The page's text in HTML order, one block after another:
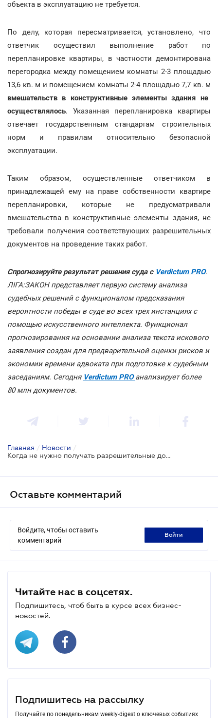
объекта в эксплуатацию не требуется.
По делу, которая пересматривается, установлено, что
ответчик осуществил выполнение работ по
перепланировке квартиры, в частности демонтирована
перегородка между помещением комнаты 2-3 площадью
13,6 кв. м и помещением комнаты 2-4 площадью 7,7 кв. м
вмешательств в конструктивные элементы здания не
осуществлялось. Указанная перепланировка квартиры
отвечает государственным стандартам строительных
норм и правилам относительно безопасной
эксплуатации.
Таким образом, осуществленные ответчиком в
принадлежащей ему на праве собственности квартире
перепланировки, которые не предусматривали
вмешательства в конструктивные элементы здания, не
требовали получения соответствующих разрешительных
документов на проведение таких работ.
Спрогнозируйте результат решения суда с Verdictum PRO.
ЛІГА:ЗАКОН представляет первую систему анализа
судебных решений с функционалом предсказания
вероятности победы в суде во всех трех инстанциях с
помощью искусственного интеллекта. Функционал
прогнозирования на основании анализа текста искового
заявления создан для предварительной оценки рисков и
экономии времени адвоката при подготовке к судебным
заседаниям. Сегодня Verdictum PROанализирует более
80 млн документов.
Главная / Новости /
Когда не нужно получать разрешительные документы для перепланировки
Оставьте комментарий
Войдите, чтобы оставить
комментарий
войти
Читайте нас в соцсетях.
Подпишитесь, чтоб быть в курсе всех бизнес-
новостей.
Подпишитесь на рассылку
Получайте по понедельникам weekly-digest о ключевых событиях